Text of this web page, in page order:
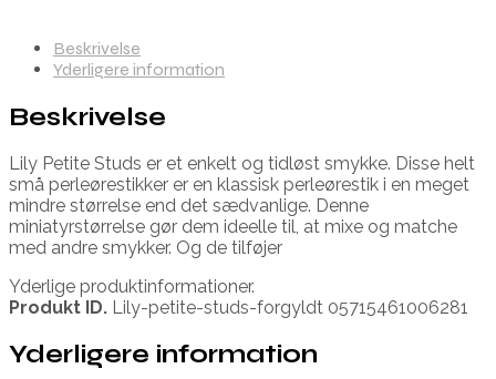
Beskrivelse
Yderligere information
Beskrivelse
Lily Petite Studs er et enkelt og tidløst smykke. Disse helt
små perleørestikker er en klassisk perleørestik i en meget
mindre størrelse end det sædvanlige. Denne
miniatyrstørrelse gør dem ideelle til, at mixe og matche
med andre smykker. Og de tilføjer
Yderlige produktinformationer.
Produkt ID. Lily-petite-studs-forgyldt 05715461006281
Yderligere information